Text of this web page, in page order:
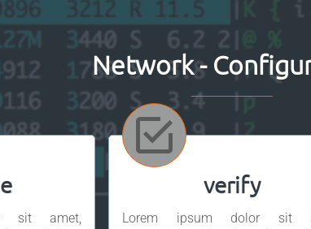
Network -
sit amet,
verify
Lorem ipsum dolor sit